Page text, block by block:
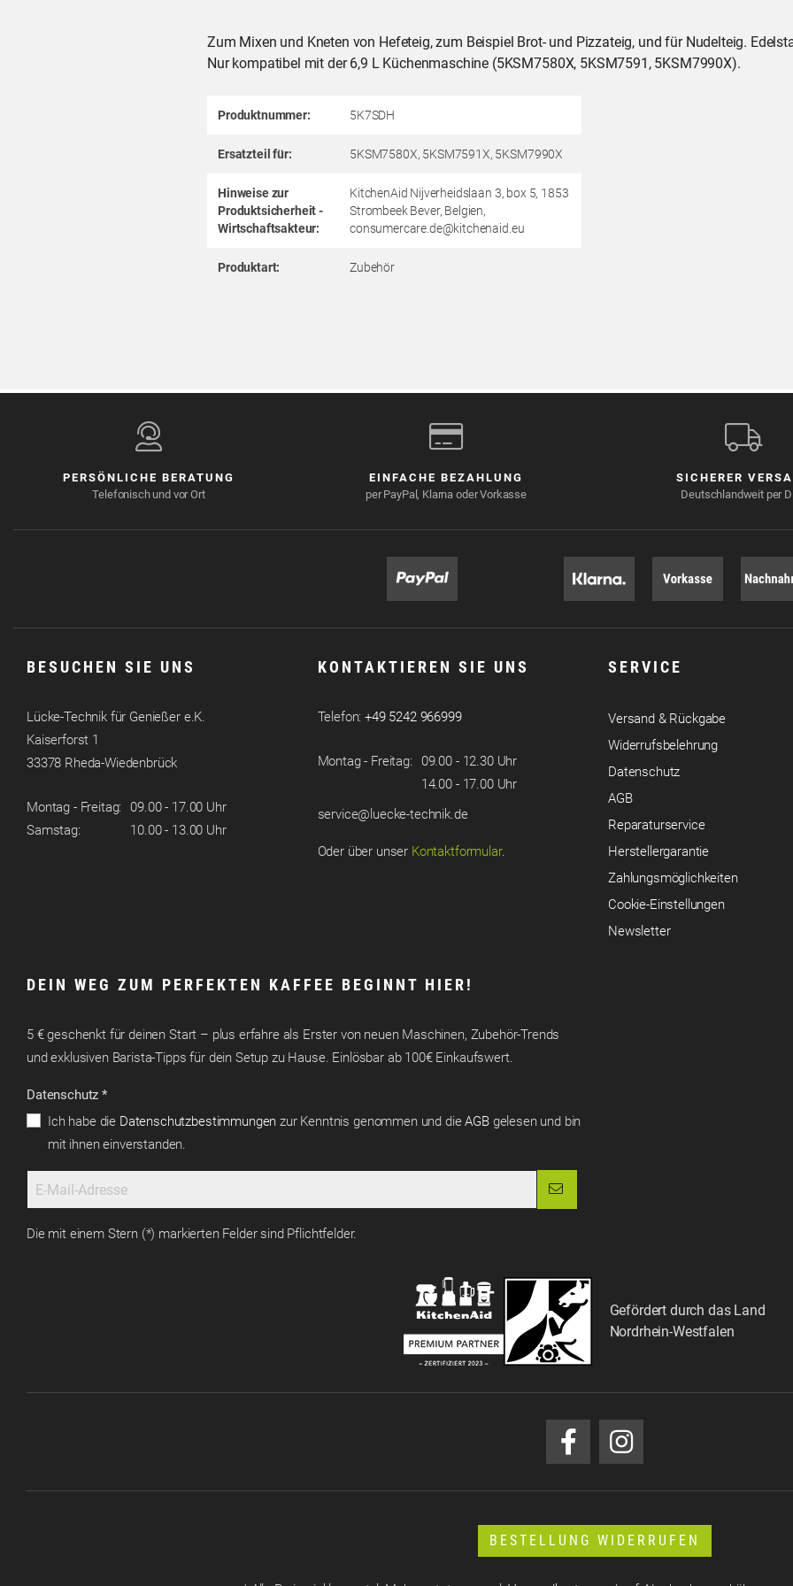
Zum Mixen und Kneten von Hefeteig, zum Beispiel Brot- und Pizzateig, und für Nudelteig.
Nur kompatibel mit der 6,9 L Küchenmaschine (5KSM7580X, 5KSM7591, 5KSM7990X).
Produktnummer: 5K7SDH
Ersatzteil für: 5KSM7580X, 5KSM7591X, 5KSM7990X
Hinweise zur
Produktsicherheit -
Wirtschaftsakteur:
KitchenAid Nijverheidslaan 3, box 5, 1853
Strombeek Bever, Belgien,
consumercare.de@kitchenaid.eu
Produktart: Zubehör
PERSÖNLICHE BERATUNG
Telefonisch und vor Ort
EINFACHE BEZAHLUNG
per PayPal, Klarna oder Vorkasse
SICHERER
Deutschlandweit per
BESUCHEN SIE UNS
Lücke-Technik für Genießer e.K.
Kaiserforst 1
33378 Rheda-Wiedenbrück
Montag - Freitag:
09.00 - 17.00 Uhr
Samstag:
10.00 - 13.00 Uhr
KONTAKTIEREN SIE UNS
Telefon:+49 5242 966999
Montag - Freitag:
09.00 - 12.30 Uhr
14.00 - 17.00 Uhr
service@luecke-technik.de
Oder über unser Kontaktformular.
SERVICE
Versand & Rückgabe
Widerrufsbelehrung
Datenschutz
AGB
Reparaturservice
Herstellergarantie
Zahlungsmöglichkeiten
Cookie-Einstellungen
Newsletter
DEIN WEG ZUM PERFEKTEN KAFFEE BEGINNT HIER!
5 € geschenkt für deinen Start – plus erfahre als Erster von neuen Maschinen, Zubehör-Trends
und exklusiven Barista-Tipps für dein Setup zu Hause. Einlösbar ab 100€ Einkaufswert.
Datenschutz *
Ich habe die Datenschutzbestimmungen zur Kenntnis genommen und dieAGBgelesen und bin
mit ihnen einverstanden.
Die mit einem Stern (*) markierten Felder sind Pflichtfelder.
Gefördert durch das Land
Nordrhein-Westfalen
BESTELLUNG WIDERRUFEN